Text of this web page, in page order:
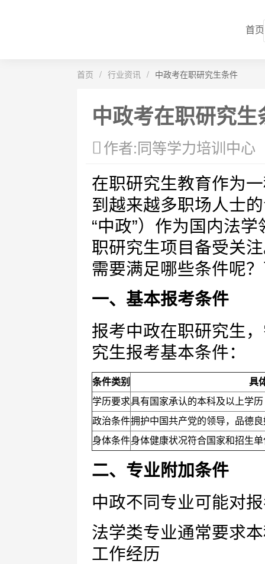
首页
首页 / 行业资讯 / 中政考在职研究生条件
中政考在职研究生
作者:同等学力培训中心
在职研究生教育作为
到越来越多职场人士
“中政”）作为国内法
职研究生项目备受关
需要满足哪些条件呢
一、基本报考条件
报考中政在职研究生
究生报考基本条件：
条件类别
具
学历要求具有国家承认的本科及以上学
政治条件拥护中国共产党的领导，品德
身体条件身体健康状况符合国家和招生
二、专业附加条件
中政不同专业可能对
法学类专业通常要求
工作经历